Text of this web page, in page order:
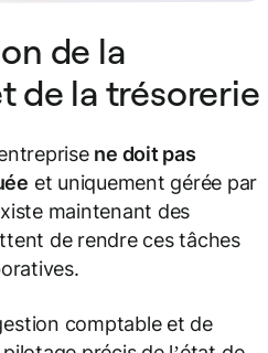
de la
de la trésorerie
ne doit pas
et uniquement gérée par
maintenant des
de rendre ces tâches
comptable et de